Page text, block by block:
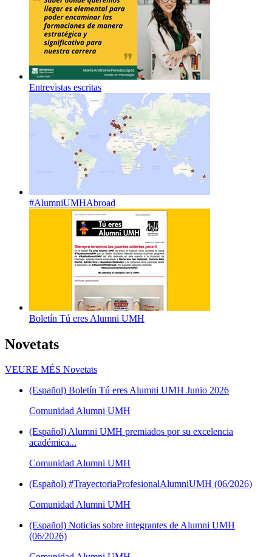
Entrevistas escritas
#AlumniUMHAbroad
Boletín Tú eres Alumni UMH
Novetats
VEURE MÉS Novetats
(Español) Boletín Tú eres Alumni UMH Junio 2026
Comunidad Alumni UMH
(Español) Alumni UMH premiados por su excelencia
académica...
Comunidad Alumni UMH
(Español) #TrayectoriaProfesionalAlumniUMH (06/2026)
Comunidad Alumni UMH
(Español) Noticias sobre integrantes de Alumni UMH
(06/2026)